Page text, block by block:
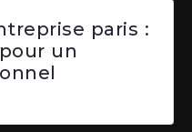
paris :
un